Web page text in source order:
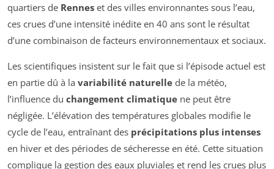
quartiers de Rennes et des villes environnantes sous l’eau,
ces crues d’une intensité inédite en 40 ans sont le résultat
d’une combinaison de facteurs environnementaux et sociaux.
Les scientifiques insistent sur le fait que si l’épisode actuel est
en partie dû à la variabilité naturelle de la météo,
l’influence du changement climatique ne peut être
négligée. L’élévation des températures globales modifie le
cycle de l’eau, entraînant des précipitations plus intenses
en hiver et des périodes de sécheresse en été. Cette situation
complique la gestion des eaux pluviales et rend les crues plus